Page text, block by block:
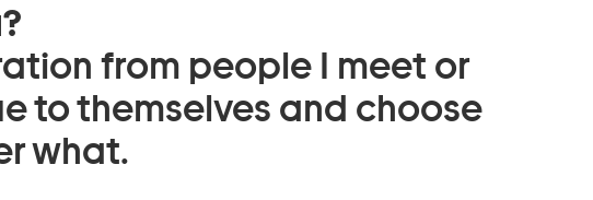
from people I meet or
to themselves and choose
what.